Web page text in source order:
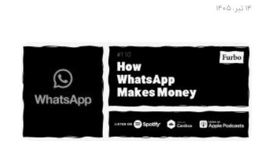
۱۴ تیر، ۱۴۰۵